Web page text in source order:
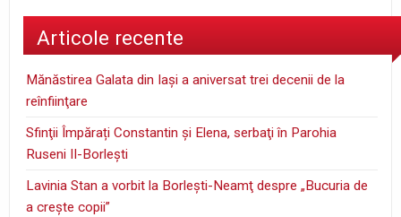
Articole recente
Mănăstirea Galata din Iaşi a aniversat trei decenii de la
reînfiinţare
Sfinţii Împărați Constantin și Elena, serbaţi în Parohia
Ruseni II-Borleşti
Lavinia Stan a vorbit la Borleşti-Neamţ despre „Bucuria de
a creşte copii”